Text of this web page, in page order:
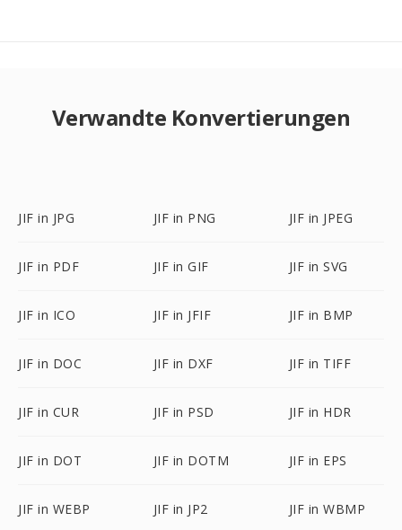
Verwandte Konvertierungen
JIF in JPG JIF in PNG JIF in JPEG
JIF in PDF JIF in GIF JIF in SVG
JIF in ICO JIF in JFIF JIF in BMP
JIF in DOC JIF in DXF JIF in TIFF
JIF in CUR JIF in PSD JIF in HDR
JIF in DOT JIF in DOTM JIF in EPS
JIF in WEBP JIF in JP2 JIF in WBMP